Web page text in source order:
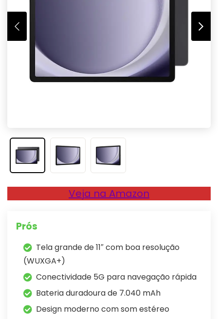
Veja na Amazon
Prós
Tela grande de 11″ com boa resolução
(WUXGA+)
Conectividade 5G para navegação rápida
Bateria duradoura de 7.040 mAh
Design moderno com som estéreo